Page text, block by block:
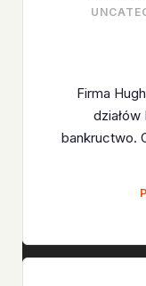
Firma
działów
bankructwo.